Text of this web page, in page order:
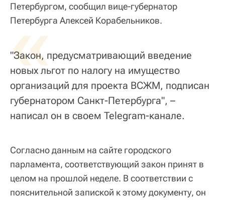
Петербургом, сообщил вице-губернатор
Петербурга Алексей Корабельников.
«
"Закон, предусматривающий введение
новых льгот по налогу на имущество
организаций для проекта ВСЖМ, подписан
губернатором Санкт-Петербурга", –
написал он в своем Telegram-канале.
Согласно данным на сайте городского
парламента, соответствующий закон принят в
целом на прошлой неделе. В соответствии с
пояснительной запиской к этому документу, он